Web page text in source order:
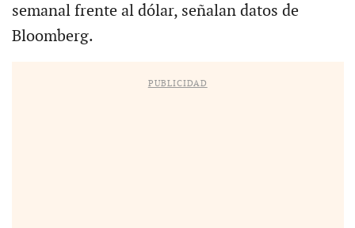
semanal frente al dólar, señalan datos de
Bloomberg.
PUBLICIDAD